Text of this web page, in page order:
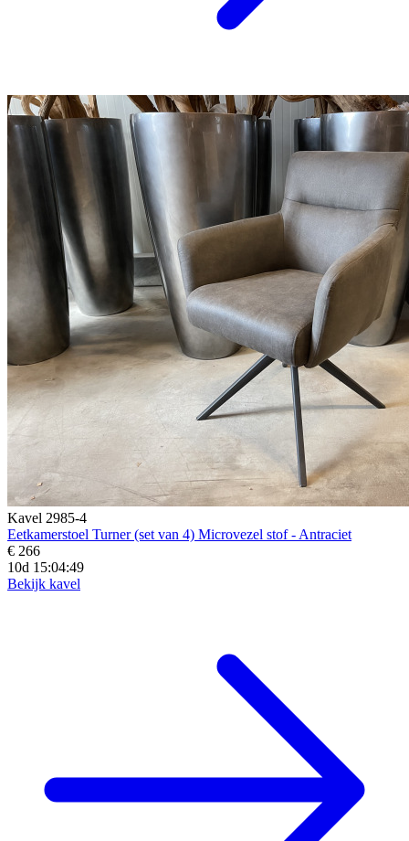
Kavel 2985-4
Eetkamerstoel Turner (set van 4) Microvezel stof - Antraciet
€ 266
10d 15:04:47
Bekijk kavel